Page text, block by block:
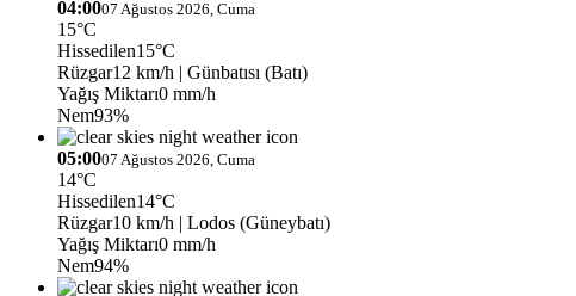
04:0007 Ağustos 2026, Cuma
15°C
Hissedilen15°C
Rüzgar12 km/h | Günbatısı (Batı)
Yağış Miktarı0 mm/h
Nem93%
05:0007 Ağustos 2026, Cuma
14°C
Hissedilen14°C
Rüzgar10 km/h | Lodos (Güneybatı)
Yağış Miktarı0 mm/h
Nem94%